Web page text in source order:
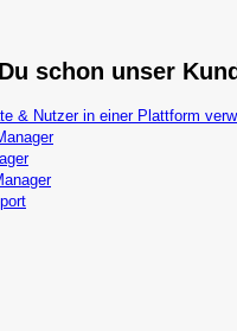
schon unser
& Nutzer in einer Plattform